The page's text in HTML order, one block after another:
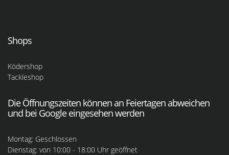
Shops
Ködershop
Tackleshop
Die Öffnungszeiten können an Feiertagen abweichen
und bei Google eingesehen werden
Montag: Geschlossen
Dienstag: von 10:00 - 18:00 Uhr geöffnet